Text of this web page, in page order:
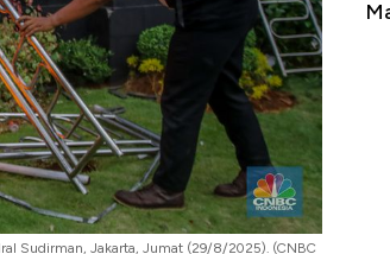
Sudirman, Jakarta, Jumat (29/8/2025). (CNBC
yang Cuannya Paling Menyala?